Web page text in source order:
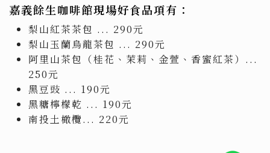
嘉義餘生咖啡館現場好食品項有：
梨山紅茶茶包 ... 290元
梨山玉蘭烏龍茶包 ... 290元
阿里山茶包（桂花、茉莉、金萱、香蜜紅茶）...
250元
黑豆豉 ... 190元
黑糖檸檬乾 ... 190元
南投土橄欖... 220元